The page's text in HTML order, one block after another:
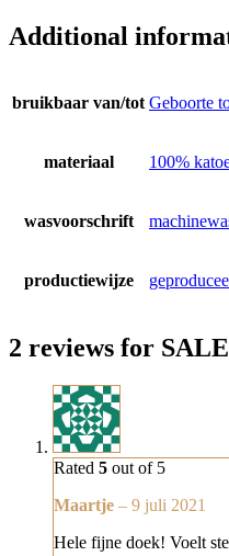
Additional
bruikbaar van/tot Geboorte
materiaal 100%
wasvoorschrift
productiewijze
2 reviews for
Rated 5 out of 5
Maartje – 9 juli 2021
Hele fijne doek! Voelt